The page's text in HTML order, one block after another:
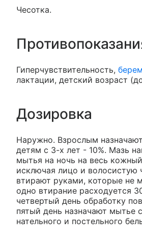
Чесотка.
Гиперчувствительность,
лактации, детский возраст
Дозировка
Наружно. Взрослым
детям с 3-х лет - 10%. Мазь
мытья на ночь на весь
исключая лицо и волосистую
втирают руками, которые не
одно втирание расходуется
четвертый день обработку
пятый день назначают мытье
нательного и постельного